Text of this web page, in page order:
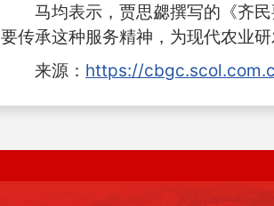
马均表示，贾思勰撰写的《齐
要传承这种服务精神，为现代农业
来源： https://